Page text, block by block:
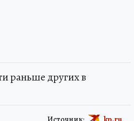
раньше других в